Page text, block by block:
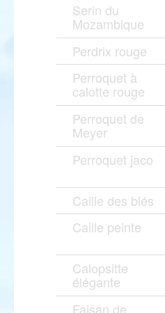
Serin du
Mozambique
Perdrix rouge
Perroquet à
calotte rouge
Perroquet de
Meyer
Perroquet jaco
Caille des blés
Caille peinte
Calopsitte
élégante
Faisan de